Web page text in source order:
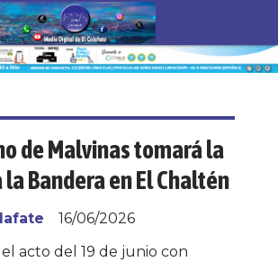
de Malvinas tomará la
Bandera en El Chaltén
acto del 19 de junio con
16/06/2026